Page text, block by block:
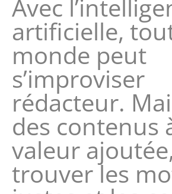
Avec
artificielle,
monde peut
s’improviser
rédacteur.
des contenus
valeur
trouver les